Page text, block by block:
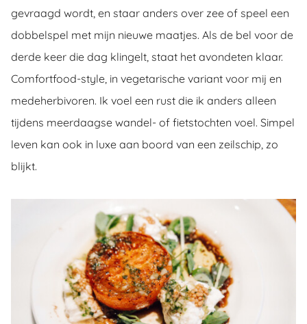
gevraagd wordt, en staar anders over zee of speel een
dobbelspel met mijn nieuwe maatjes. Als de bel voor de
derde keer die dag klingelt, staat het avondeten klaar.
Comfortfood-style, in vegetarische variant voor mij en
medeherbivoren. Ik voel een rust die ik anders alleen
tijdens meerdaagse wandel- of fietstochten voel. Simpel
leven kan ook in luxe aan boord van een zeilschip, zo
blijkt.